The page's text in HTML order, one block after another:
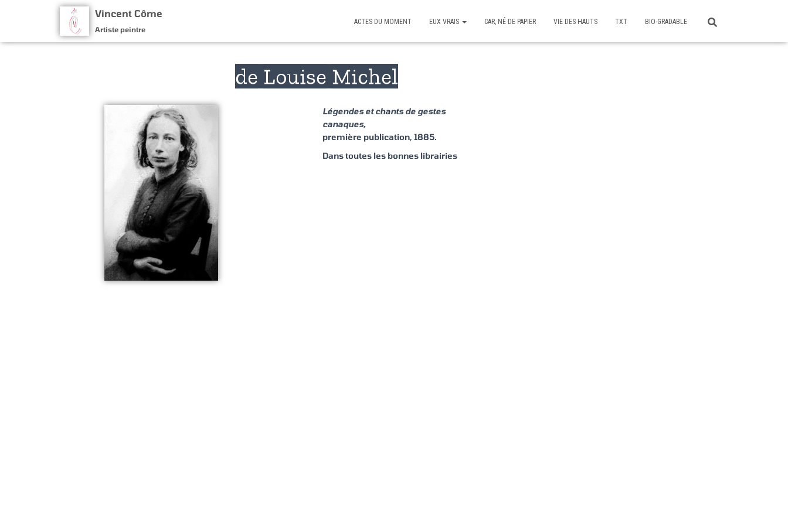
Vincent Côme
Artiste peintre
ACTES DU MOMENT EUX VRAIS CAR, NÉ DE PAPIER VIE DES HAUTS TXT BIO-GRADABLE
de Louise Michel
Légendes et chants de gestes
canaques,
première publication, 1885.
Dans toutes les bonnes librairies